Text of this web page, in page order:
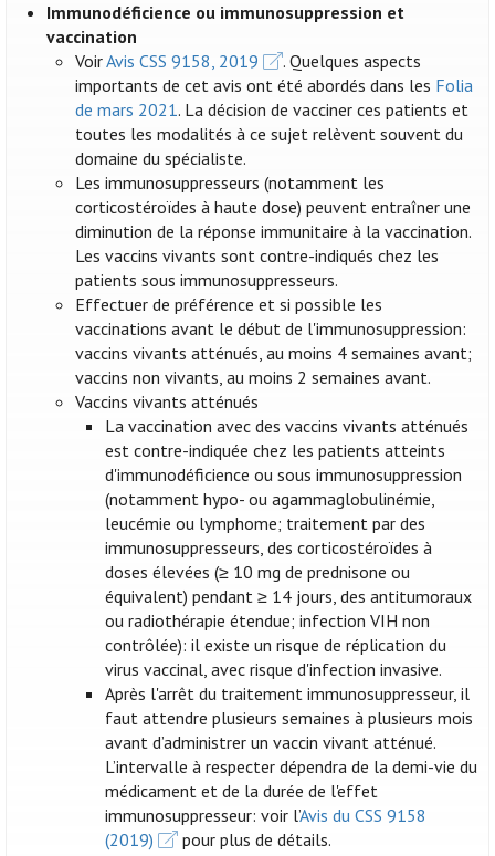
Immunodéficience ou immunosuppression et
vaccination
VoirAvis CSS 9158, 2019
. Quelques aspects
importants de cet avis ont été abordés dans les Folia
de mars 2021. La décision de vacciner ces patients et
toutes les modalités à ce sujet relèvent souvent du
domaine du spécialiste.
Les immunosuppresseurs (notamment les
corticostéroïdes à haute dose) peuvent entraîner une
diminution de la réponse immunitaire à la vaccination.
Les vaccins vivants sont contre-indiqués chez les
patients sous immunosuppresseurs.
Effectuer de préférence et si possible les
vaccinations avant le début de l'immunosuppression:
vaccins vivants atténués, au moins 4 semaines avant;
vaccins non vivants, au moins 2 semaines avant.
Vaccins vivants atténués
La vaccination avec des vaccins vivants atténués
est contre-indiquée chez les patients atteints
d'immunodéficience ou sous immunosuppression
(notamment hypo- ou agammaglobulinémie,
leucémie ou lymphome; traitement par des
immunosuppresseurs, des corticostéroïdes à
doses élevées (≥ 10 mg de prednisone ou
équivalent) pendant ≥ 14 jours, des antitumoraux
ou radiothérapie étendue; infection VIH non
contrôlée): il existe un risque de réplication du
virus vaccinal, avec risque d'infection invasive.
Après l'arrêt du traitement immunosuppresseur, il
faut attendre plusieurs semaines à plusieurs mois
avant d’administrer un vaccin vivant atténué.
L’intervalle à respecter dépendra de la demi-vie du
médicament et de la durée de l'effet
immunosuppresseur: voir l’Avis du CSS 9158
(2019)
pour plus de détails.